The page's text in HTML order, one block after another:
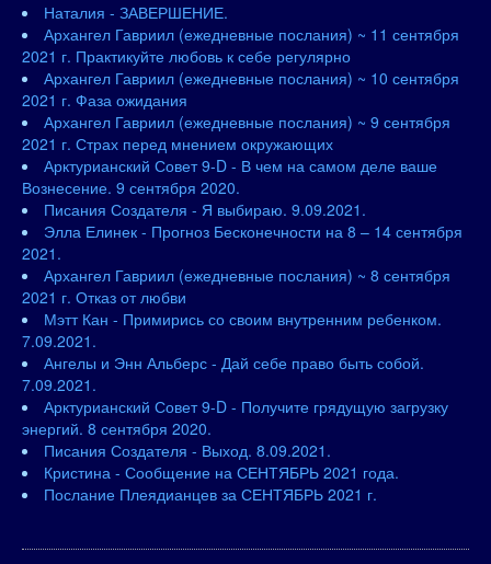
Наталия - ЗАВЕРШЕНИЕ.
Архангел Гавриил (ежедневные послания) ~ 11 сентября
2021 г. Практикуйте любовь к себе регулярно
Архангел Гавриил (ежедневные послания) ~ 10 сентября
2021 г. Фаза ожидания
Архангел Гавриил (ежедневные послания) ~ 9 сентября
2021 г. Страх перед мнением окружающих
Арктурианский Совет 9-D - В чем на самом деле ваше
Вознесение. 9 сентября 2020.
Писания Создателя - Я выбираю. 9.09.2021.
Элла Елинек - Прогноз Бесконечности на 8 – 14 сентября
2021.
Архангел Гавриил (ежедневные послания) ~ 8 сентября
2021 г. Отказ от любви
Мэтт Кан - Примирись со своим внутренним ребенком.
7.09.2021.
Ангелы и Энн Альберс - Дай себе право быть собой.
7.09.2021.
Арктурианский Совет 9-D - Получите грядущую загрузку
энергий. 8 сентября 2020.
Писания Создателя - Выход. 8.09.2021.
Кристина - Сообщение на СЕНТЯБРЬ 2021 года.
Послание Плеядианцев за СЕНТЯБРЬ 2021 г.